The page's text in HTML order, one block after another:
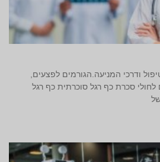
ודרכי המניעה.הגורמים לפצעים,
לחולי סכרת כף רגל סוכרתית כף רגל